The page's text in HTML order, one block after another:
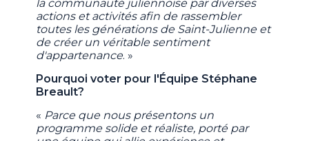
la communauté juliennoise par diverses
actions et activités afin de rassembler
toutes les générations de Saint-Julienne et
de créer un véritable sentiment
d'appartenance. »
Pourquoi voter pour l'Équipe Stéphane
Breault?
« Parce que nous présentons un
programme solide et réaliste, porté par